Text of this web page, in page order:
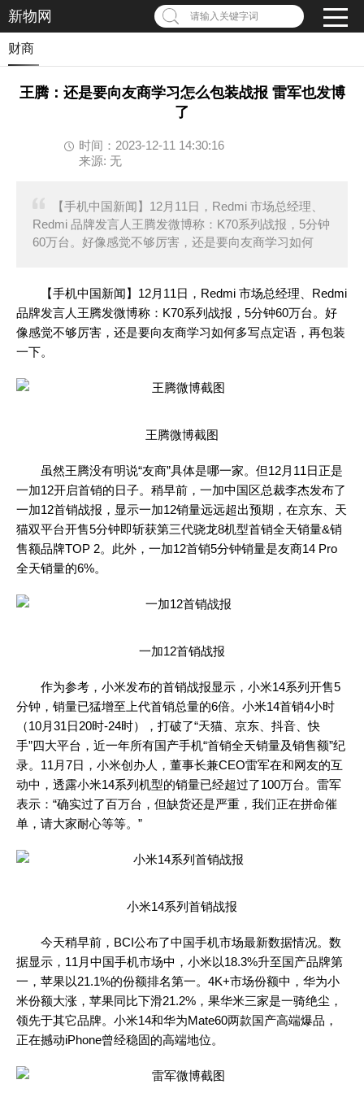
新物网 请输入关键字词
财商
王腾：还是要向友商学习怎么包装战报 雷军也发博
了
时间：2023-12-11 14:30:16
来源: 无
【手机中国新闻】12月11日，Redmi 市场总经理、
Redmi 品牌发言人王腾发微博称：K70系列战报，5分钟
60万台。好像感觉不够厉害，还是要向友商学习如何
【手机中国新闻】12月11日，Redmi 市场总经理、Redmi
品牌发言人王腾发微博称：K70系列战报，5分钟60万台。好
像感觉不够厉害，还是要向友商学习如何多写点定语，再包装
一下。
王腾微博截图
虽然王腾没有明说“友商”具体是哪一家。但12月11日正是
一加12开启首销的日子。稍早前，一加中国区总裁李杰发布了
一加12首销战报，显示一加12销量远远超出预期，在京东、天
猫双平台开售5分钟即斩获第三代骁龙8机型首销全天销量&销
售额品牌TOP 2。此外，一加12首销5分钟销量是友商14 Pro
全天销量的6%。
一加12首销战报
作为参考，小米发布的首销战报显示，小米14系列开售5
分钟，销量已猛增至上代首销总量的6倍。小米14首销4小时
（10月31日20时-24时），打破了“天猫、京东、抖音、快
手”四大平台，近一年所有国产手机“首销全天销量及销售额”纪
录。11月7日，小米创办人，董事长兼CEO雷军在和网友的互
动中，透露小米14系列机型的销量已经超过了100万台。雷军
表示：“确实过了百万台，但缺货还是严重，我们正在拼命催
单，请大家耐心等等。”
小米14系列首销战报
今天稍早前，BCI公布了中国手机市场最新数据情况。数
据显示，11月中国手机市场中，小米以18.3%升至国产品牌第
一，苹果以21.1%的份额排名第一。4K+市场份额中，华为小
米份额大涨，苹果同比下滑21.2%，果华米三家是一骑绝尘，
领先于其它品牌。小米14和华为Mate60两款国产高端爆品，
正在撼动iPhone曾经稳固的高端地位。